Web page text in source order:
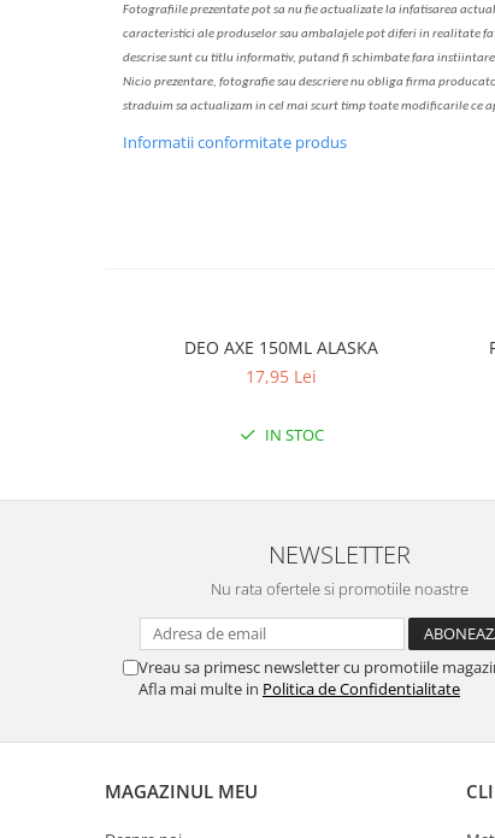
Fotografiile prezentate pot sa nu fie actualizate la infatisarea actual
caracteristici ale produselor sau ambalajele pot diferi in realitate fa
descrise sunt cu titlu informativ, putand fi schimbate fara instiint
Nicio prezentare, fotografie sau descriere nu obliga firma
straduim sa actualizam in cel mai scurt timp toate modificarile ce
Informatii conformitate produs
DEO AXE 150ML ALASKA
17,95 Lei
IN STOC
NEWSLETTER
Nu rata ofertele si promotiile noastre
Vreau sa primesc newsletter cu promotiile
Afla mai multe in Politica de Confidentialitate
MAGAZINUL MEU